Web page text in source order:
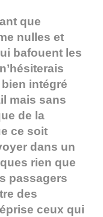
que
nulles et
bafouent les
intégré
mais sans
de la
ce soit
dans un
rien que
passagers
des
ceux qui